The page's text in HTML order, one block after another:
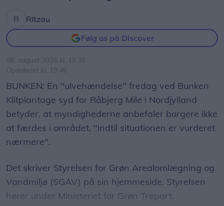
Ritzau
Følg os på Discover
08. august 2026 kl. 19.36
Opdateret kl. 19.46
BUNKEN: En "ulvehændelse" fredag ved Bunken
Klitplantage syd for Råbjerg Mile i Nordjylland
betyder, at myndighederne anbefaler borgere ikke
at færdes i området, "indtil situationen er vurderet
nærmere".
Det skriver Styrelsen for Grøn Arealomlægning og
Vandmiljø (SGAV) på sin hjemmeside. Styrelsen
hører under Ministeriet for Grøn Trepart.